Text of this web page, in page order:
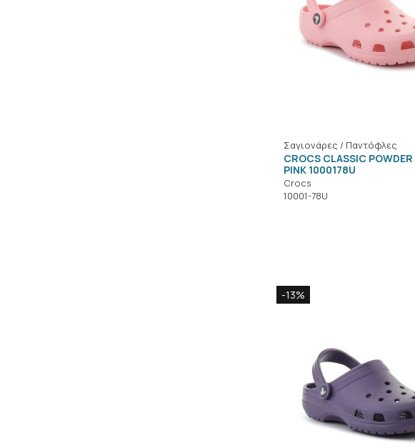
Σαγιονάρες / Παντόφλες
CROCS CLASSIC POWDER
PINK 1000178U
Crocs
10001-78U
-13%